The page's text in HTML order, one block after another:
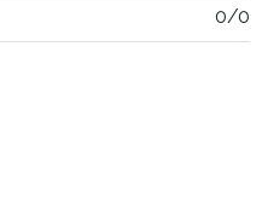
0/0